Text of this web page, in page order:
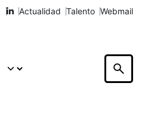
Actualidad Talento Webmail